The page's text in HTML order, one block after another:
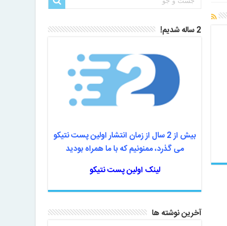
2 ساله شدیم!
بیش از 2 سال از زمان انتشار اولین پست نتیکو
می گذرد، ممنونیم که با ما همراه بودید
لینک اولین پست نتیکو
آخرین نوشته ها